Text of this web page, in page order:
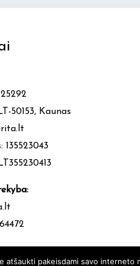
25292
50153, Kaunas
135523043
atšaukti pakeisdami savo interneto